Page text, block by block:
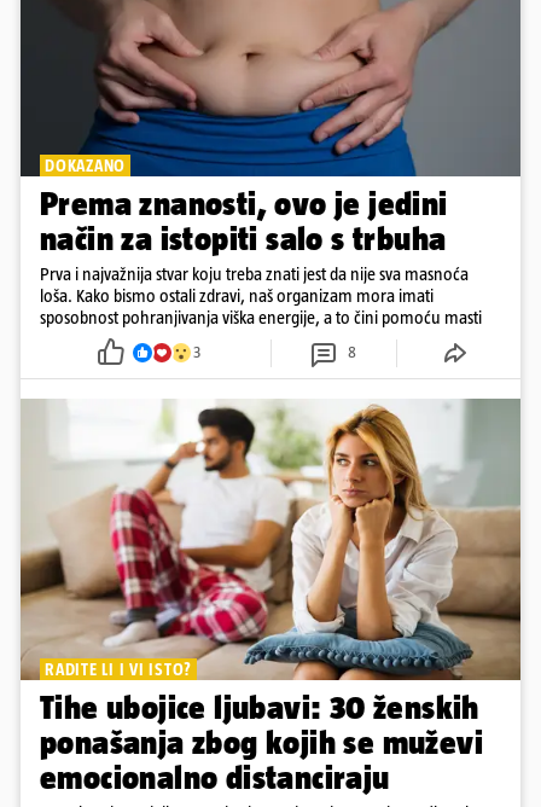
DOKAZANO
Prema znanosti, ovo je jedini
način za istopiti salo s trbuha
Prva i najvažnija stvar koju treba znati jest da nije sva masnoća
loša. Kako bismo ostali zdravi, naš organizam mora imati
sposobnost pohranjivanja viška energije, a to čini pomoću masti
3 8
RADITE LI I VI ISTO?
Tihe ubojice ljubavi: 30 ženskih
ponašanja zbog kojih se muževi
emocionalno distanciraju